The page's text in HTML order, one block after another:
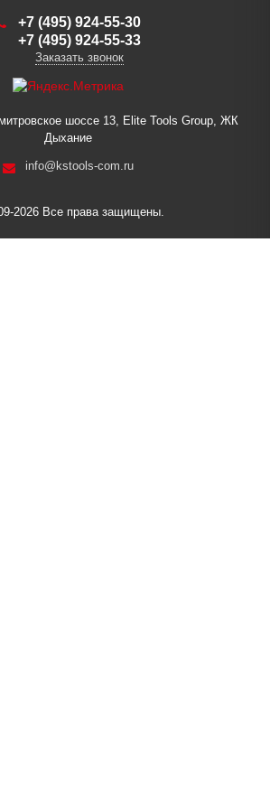
+7 (495) 924-55-30
+7 (495) 924-55-33
Заказать звонок
шоссе 13, Elite Tools Group, ЖК
Дыхание
info@kstools-com.ru
2026 Все права защищены.